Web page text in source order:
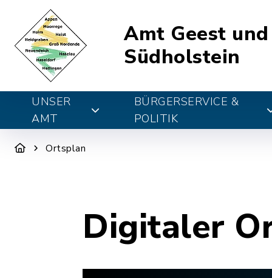
Amt Geest
Südholstein
UNSER
AMT
BÜRGERSERVICE &
POLITIK
Ortsplan
Digitaler